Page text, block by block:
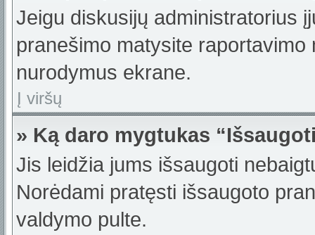
Jeigu diskusijų administratorius
pranešimo matysite
nurodymus ekrane.
Į viršų
» Ką daro mygtukas
Jis leidžia jums išsaugoti
Norėdami pratęsti išsaugoto
valdymo pulte.